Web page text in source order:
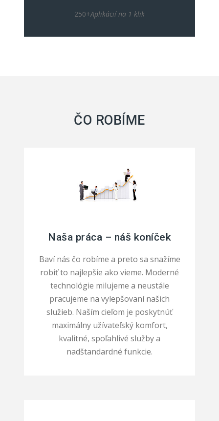
250+Aplikácií na 1 klik
ČO ROBÍME
Naša práca – náš koníček
Baví nás čo robíme a preto sa snažíme
robiť to najlepšie ako vieme. Moderné
technológie milujeme a neustále
pracujeme na vylepšovaní našich
služieb. Naším cieľom je poskytnúť
maximálny užívateľský komfort,
kvalitné, spoľahlivé služby a
nadštandardné funkcie.